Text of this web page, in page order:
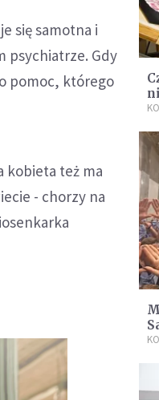
się samotna i
psychiatrze. Gdy
o pomoc, którego
kobieta też ma
- chorzy na